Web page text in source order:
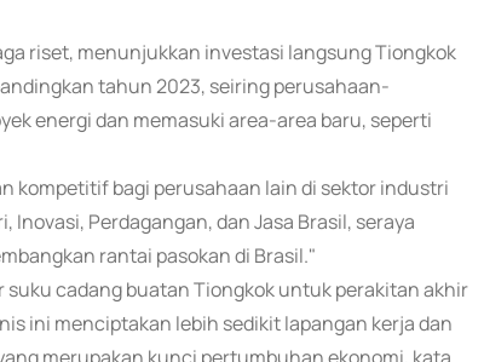
riset, menunjukkan investasi langsung Tiongkok
tahun 2023, seiring perusahaan-
energi dan memasuki area-area baru, seperti
kompetitif bagi perusahaan lain di sektor industri
Perdagangan, dan Jasa Brasil, seraya
rantai pasokan di Brasil."
suku cadang buatan Tiongkok untuk perakitan akhir
ini menciptakan lebih sedikit lapangan kerja dan